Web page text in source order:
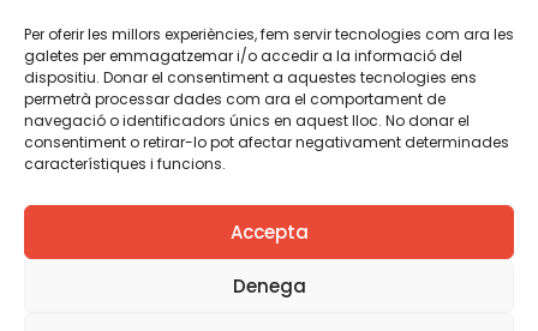
Per oferir les millors experiències, fem servir tecnologies com ara les
galetes per emmagatzemar i/o accedir a la informació del
dispositiu. Donar el consentiment a aquestes tecnologies ens
permetrà processar dades com ara el comportament de
navegació o identificadors únics en aquest lloc. No donar el
consentiment o retirar-lo pot afectar negativament determinades
característiques i funcions.
Accepta
Denega
TWT YTB IG FB IN
Avís legalPolítica de cookies
Creiem que el coneixement s’ha de compartir. Per això
fem servir una llicència Creative Commons, llevat que en
algun material indiquem el contrari. Us animem a copiar,
redistribuir, remesclar o transformar i crear els continguts